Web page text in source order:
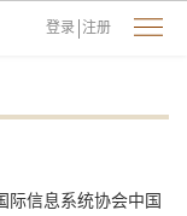
登录 注册
信息系统协会中国